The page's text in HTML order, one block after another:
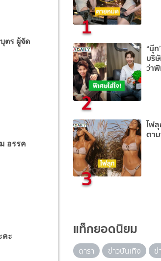
ตร ผู้จัด
อรรค
คะ
1
2
“นุ๊
บริ
ว่าพิ
3
ไฟ
ตา
แท็กยอดนิยม
ดารา ข่าวบันเทิง ข่